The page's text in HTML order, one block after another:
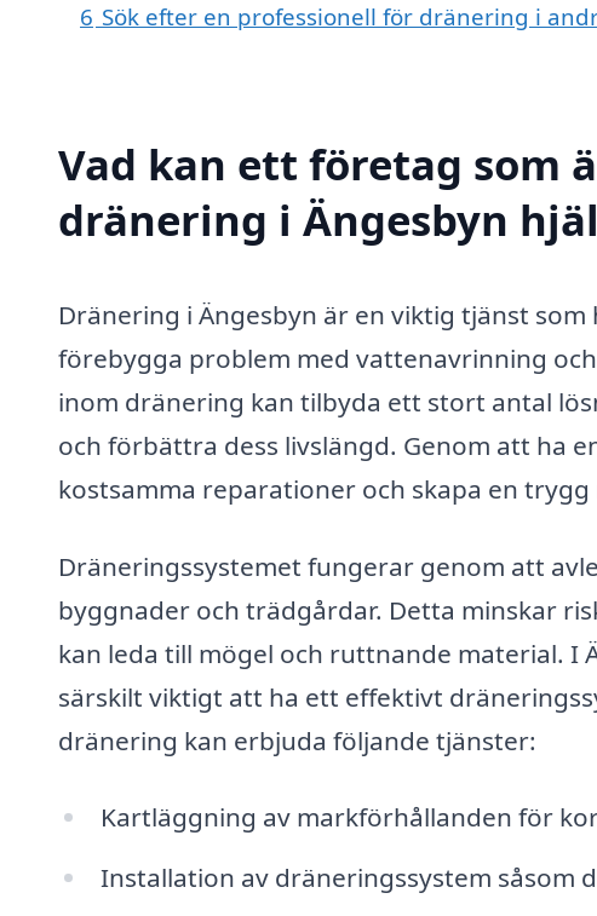
6 Sök efter en professionell för dränering i
Vad kan ett företag som
dränering i Ängesbyn
Dränering i Ängesbyn är en viktig tjänst
förebygga problem med vattenavrinning
inom dränering kan tilbyda ett stort antal
och förbättra dess livslängd. Genom att ha
kostsamma reparationer och skapa en
Dräneringssystemet fungerar genom att
byggnader och trädgårdar. Detta minskar
kan leda till mögel och ruttnande material. I
särskilt viktigt att ha ett effektivt
dränering kan erbjuda följande tjänster:
Kartläggning av markförhållanden för
Installation av dräneringssystem såsom